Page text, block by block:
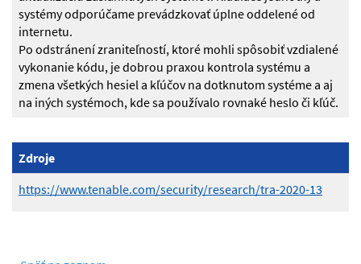
systémy odporúčame prevádzkovať úplne oddelené od
internetu.
Po odstránení zraniteľností, ktoré mohli spôsobiť vzdialené
vykonanie kódu, je dobrou praxou kontrola systému a
zmena všetkých hesiel a kľúčov na dotknutom systéme a aj
na iných systémoch, kde sa používalo rovnaké heslo či kľúč.
Zdroje
https://www.tenable.com/security/research/tra-2020-13